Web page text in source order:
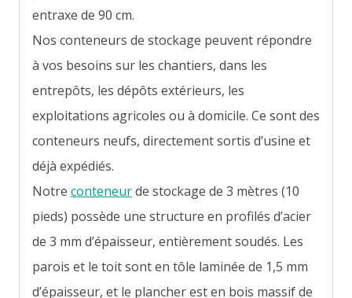
entraxe de 90 cm.
Nos conteneurs de stockage peuvent répondre
à vos besoins sur les chantiers, dans les
entrepôts, les dépôts extérieurs, les
exploitations agricoles ou à domicile. Ce sont des
conteneurs neufs, directement sortis d’usine et
déjà expédiés.
Notre conteneurde stockage de 3 mètres (10
pieds) possède une structure en profilés d’acier
de 3 mm d’épaisseur, entièrement soudés. Les
parois et le toit sont en tôle laminée de 1,5 mm
d’épaisseur, et le plancher est en bois massif de